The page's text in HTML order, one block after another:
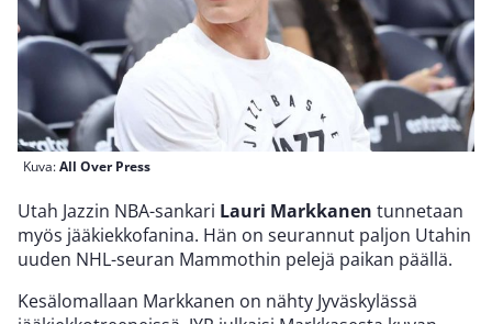
Kuva:All Over Press
Utah Jazzin NBA-sankari Lauri Markkanen tunnetaan
myös jääkiekkofanina. Hän on seurannut paljon Utahin
uuden NHL-seuran Mammothin pelejä paikan päällä.
Kesälomallaan Markkanen on nähty Jyväskylässä